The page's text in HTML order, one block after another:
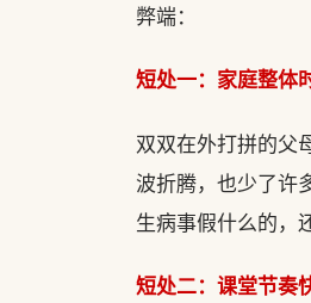
弊端：
短处一：家庭整体
双双在外打拼的父
波折腾，也少了许
生病事假什么的，
短处二：课堂节奏